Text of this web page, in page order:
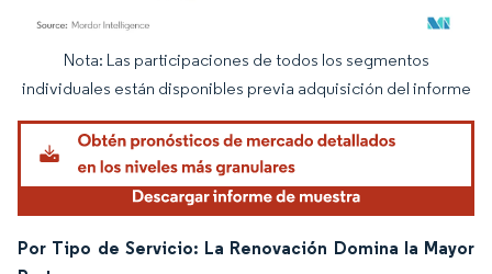
Imagen © Mordor Intelligence. El uso requiere atribución según CC BY 4.0.
Nota: Las participaciones de todos los segmentos
individuales están disponibles previa adquisición del informe
Por Tipo de Servicio: La Renovación Domina la Mayor